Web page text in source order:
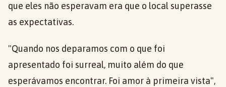
que eles não esperavam era que o local superasse
as expectativas.
"Quando nos deparamos com o que foi
apresentado foi surreal, muito além do que
esperávamos encontrar. Foi amor à primeira vista",